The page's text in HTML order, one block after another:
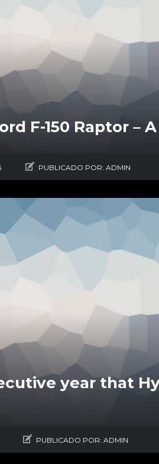
F-150 Raptor –
PUBLICADO POR: ADMIN
year that
PUBLICADO POR: ADMIN